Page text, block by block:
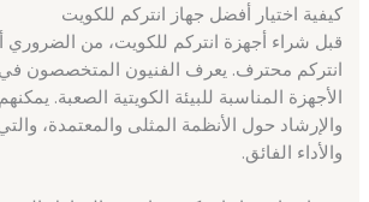
كيفية اختيار أفضل جهاز انتركم للكويت
قبل شراء أجهزة انتركم للكويت، من
انتركم محترف. يعرف الفنيون المتخصصون في
الأجهزة المناسبة للبيئة الكويتية الصعبة.
والإرشاد حول الأنظمة المثلى والمعتمدة، والتي
والأداء الفائق.